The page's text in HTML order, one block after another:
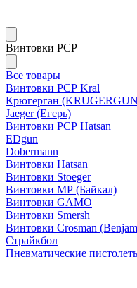
Винтовки PCP
Все товары
Винтовки РСР Kral
Крюгерган
Jaeger (Егерь)
Винтовки РСР Hatsan
EDgun
Dobermann
Винтовки Hatsan
Винтовки Stoeger
Винтовки МР (Байкал)
Винтовки GAMO
Винтовки Smersh
Винтовки Crosman
Страйкбол
Пневматические